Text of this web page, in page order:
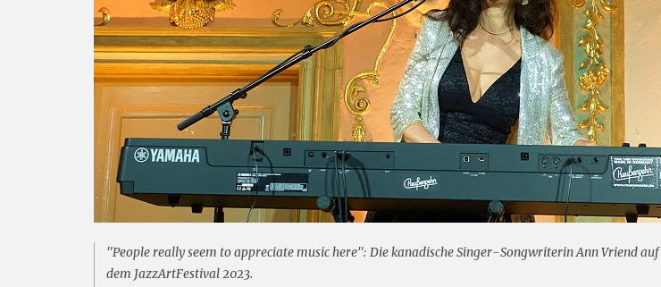
"People really seem to appreciate music here": Die kanadische Singer-Songwriterin Ann Vriend auf
dem JazzArtFestival 2023.